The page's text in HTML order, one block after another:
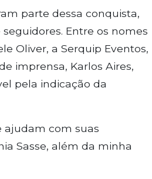
parte dessa conquista,
Entre os nomes
Oliver, a Serquip Eventos,
imprensa, Karlos Aires,
pela indicação da
ajudam com suas
Sasse, além da minha